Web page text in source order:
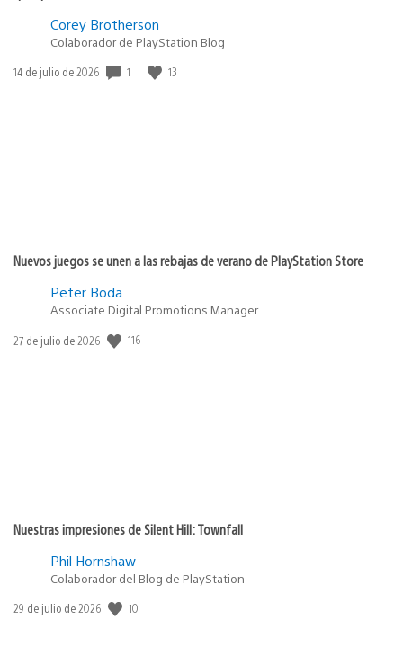
Corey Brotherson
Colaborador de PlayStation Blog
Fecha
14 de julio de 2026 1 13
Nuevos juegos se unen a las rebajas de verano de PlayStation Store
Peter Boda
Associate Digital Promotions Manager
Fecha
27 de julio de 2026 116
Nuestras impresiones de Silent Hill: Townfall
Phil Hornshaw
Colaborador del Blog de PlayStation
Fecha
29 de julio de 2026 10